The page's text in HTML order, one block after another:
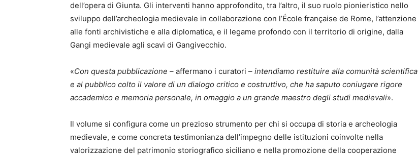
dell’opera di Giunta. Gli interventi hanno approfondito, tra l’altro, il suo ruolo pionieristico nello
sviluppo dell’archeologia medievale in collaborazione con l’École française de Rome, l’attenzione
alle fonti archivistiche e alla diplomatica, e il legame profondo con il territorio di origine, dalla
Gangi medievale agli scavi di Gangivecchio.
«Con questa pubblicazione – affermano i curatori – intendiamo restituire alla comunità scientifica
e al pubblico colto il valore di un dialogo critico e costruttivo, che ha saputo coniugare rigore
accademico e memoria personale, in omaggio a un grande maestro degli studi medievali».
Il volume si configura come un prezioso strumento per chi si occupa di storia e archeologia
medievale, e come concreta testimonianza dell’impegno delle istituzioni coinvolte nella
valorizzazione del patrimonio storiografico siciliano e nella promozione della cooperazione